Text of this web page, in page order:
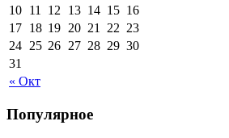
« Окт
10 11 12 13 14 15 16
17 18 19 20 21 22 23
24 25 26 27 28 29 30
31
Популярное